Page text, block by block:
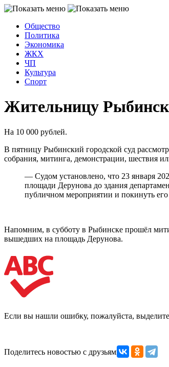
Общество
Политика
Экономика
ЖКХ
ЧП
Культура
Спорт
Жительницу
На 10 000 рублей.
В пятницу Рыбинский городской суд
собрания, митинга, демонстрации, шествия
— Судом установлено, что 23 января
площади Дерунова до здания
публичном мероприятии и покинуть его
Напомним, в субботу в Рыбинске прошёл
вышедших на площадь Дерунова.
Если вы нашли ошибку, пожалуйста,
Поделитесь новостью с друзьями